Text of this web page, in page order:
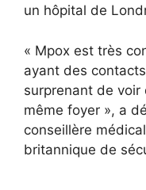
un hôpital de
« Mpox est très
ayant des
surprenant de voir
même foyer », a
conseillère
britannique de